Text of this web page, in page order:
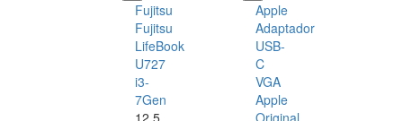
Fujitsu
Fujitsu
LifeBook
U727
i3-
7Gen
Apple
Adaptador
USB-
C
VGA
Apple